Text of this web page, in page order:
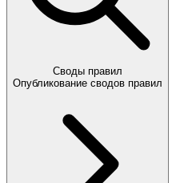
Своды правил
Опубликование сводов правил